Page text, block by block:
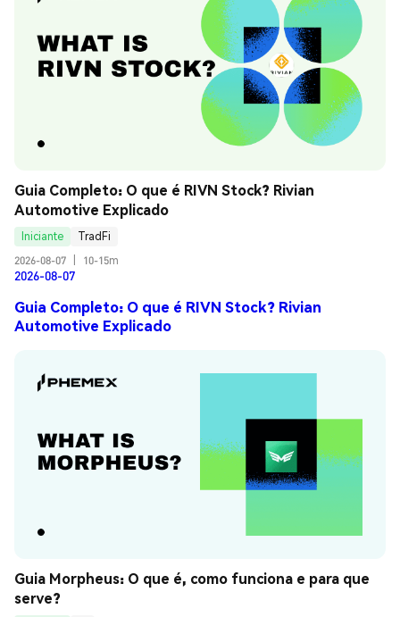
Guia Completo: O que é RIVN Stock? Rivian
Automotive Explicado
Iniciante
TradFi
2026-08-07
10-15m
2026-08-07
Guia Completo: O que é RIVN Stock? Rivian
Automotive Explicado
Guia Morpheus: O que é, como funciona e para que
serve?